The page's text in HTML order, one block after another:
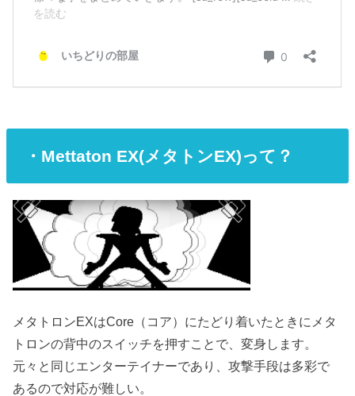
・Mettaton EX(メタトンEX)って？
メタトロンEXはCore（コア）にたどり着いたときにメタ
トロンの背中のスイッチを押すことで、変身します。
元々と同じエンターテイナーであり、攻撃手段は多彩で
あるので対応が難しい。